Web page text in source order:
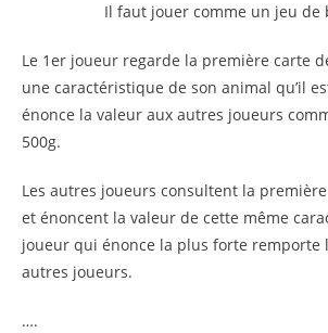
Il faut jouer comme un jeu de
Le 1er joueur regarde la première carte
une caractéristique de son animal qu’il
énonce la valeur aux autres joueurs
500g.
Les autres joueurs consultent la
et énoncent la valeur de cette même
joueur qui énonce la plus forte remporte
autres joueurs.
….